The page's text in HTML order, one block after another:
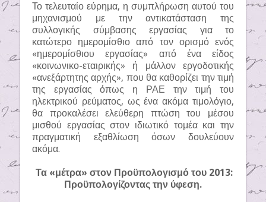
Το τελευταίο εύρημα, η συμπλήρωση αυτού του
μηχανισμού με την αντικατάσταση της
συλλογικής σύμβασης εργασίας για το
κατώτερο ημερομίσθιο από τον ορισμό ενός
«ημερομίσθιου εργασίας» από ένα είδος
«κοινωνικο-εταιρικής» ή μάλλον εργοδοτικής
«ανεξάρτητης αρχής», που θα καθορίζει την τιμή
της εργασίας όπως η ΡΑΕ την τιμή του
ηλεκτρικού ρεύματος, ως ένα ακόμα τιμολόγιο,
θα προκαλέσει ελεύθερη πτώση του μέσου
μισθού εργασίας στον ιδιωτικό τομέα και την
πραγματική εξαθλίωση όσων δουλεύουν
ακόμα.
Τα «μέτρα» στον Προϋπολογισμό του 2013:
Προϋπολογίζοντας την ύφεση.